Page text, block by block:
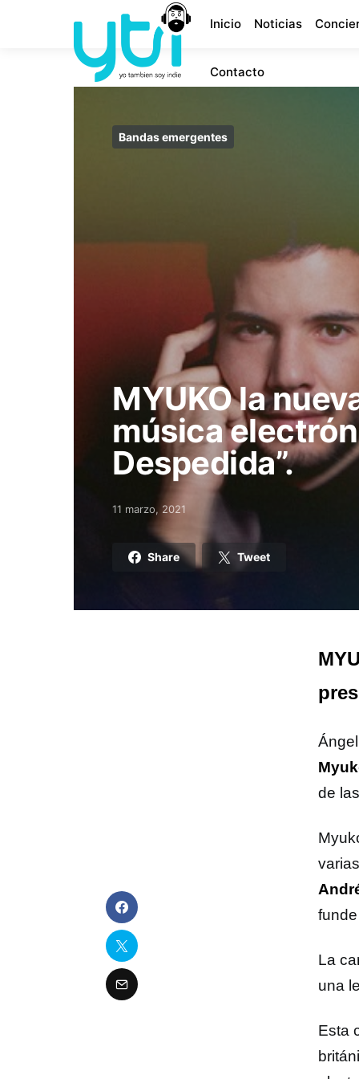
Inicio Noticias
Contacto
Bandas emergentes
MYUKO la
música
Despedida”.
Posted on
11 marzo, 2021
Share Tweet
de
La
una
Esta